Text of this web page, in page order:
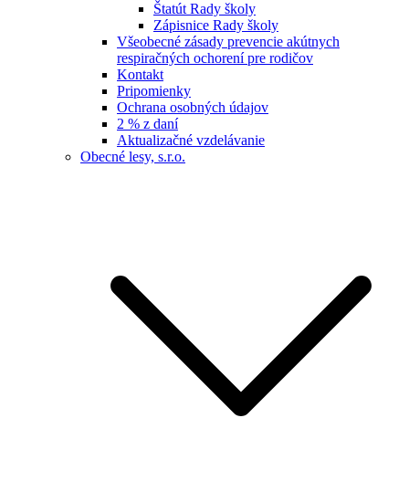
Štatút Rady školy
Zápisnice Rady školy
Všeobecné zásady prevencie akútnych
respiračných ochorení pre rodičov
Kontakt
Pripomienky
Ochrana osobných údajov
2 % z daní
Aktualizačné vzdelávanie
Obecné lesy, s.r.o.